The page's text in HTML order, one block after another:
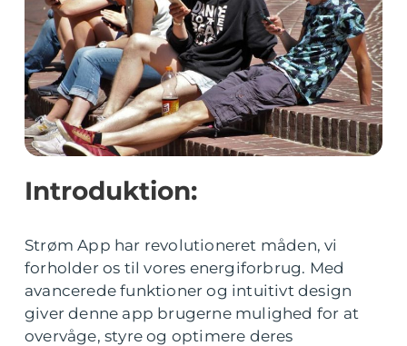
Introduktion:
Strøm App har revolutioneret måden, vi
forholder os til vores energiforbrug. Med
avancerede funktioner og intuitivt design
giver denne app brugerne mulighed for at
overvåge, styre og optimere deres